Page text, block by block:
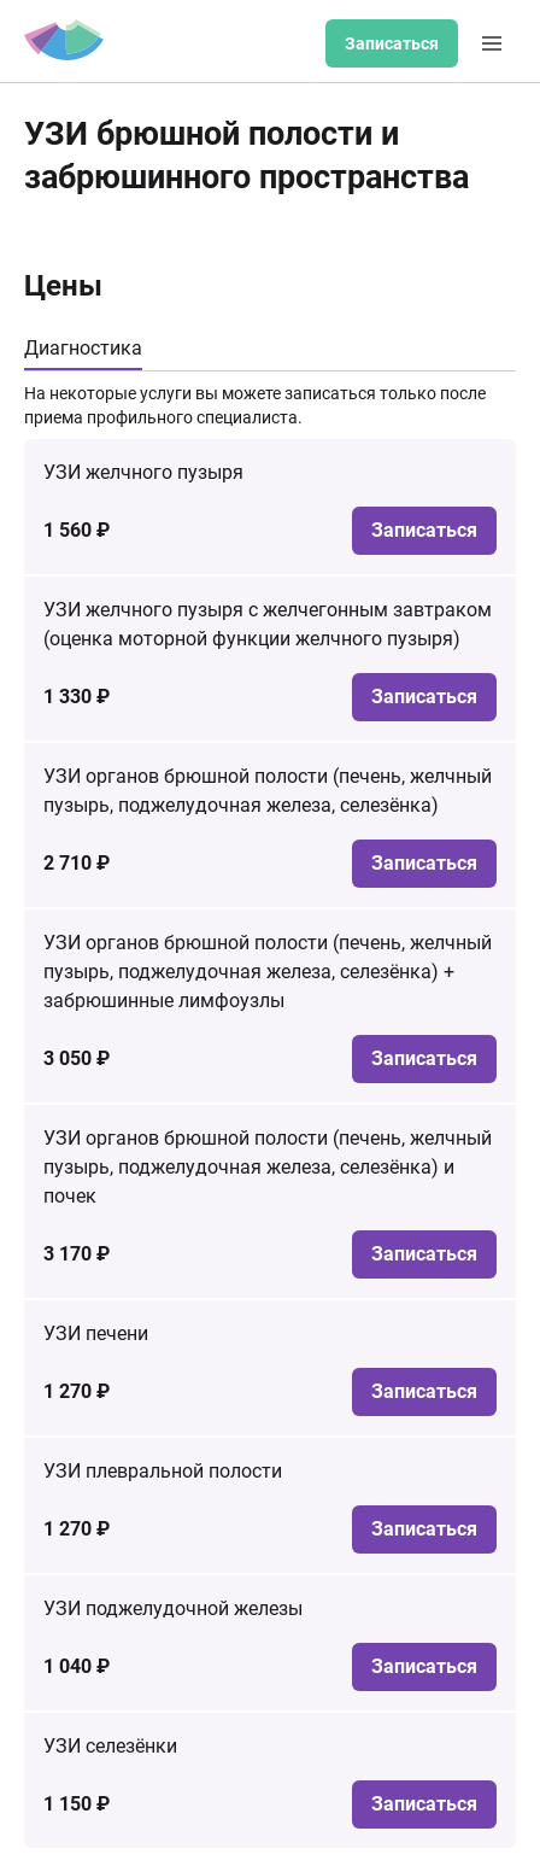
Записаться
УЗИ брюшной полости и
забрюшинного пространства
Цены
Диагностика
На некоторые услуги вы можете записаться только после
приема профильного специалиста.
УЗИ желчного пузыря
1 560 ₽ Записаться
УЗИ желчного пузыря с желчегонным завтраком
(оценка моторной функции желчного пузыря)
1 330 ₽ Записаться
УЗИ органов брюшной полости (печень, желчный
пузырь, поджелудочная железа, селезёнка)
2 710 ₽ Записаться
УЗИ органов брюшной полости (печень, желчный
пузырь, поджелудочная железа, селезёнка) +
забрюшинные лимфоузлы
3 050 ₽ Записаться
УЗИ органов брюшной полости (печень, желчный
пузырь, поджелудочная железа, селезёнка) и
почек
3 170 ₽ Записаться
УЗИ печени
1 270 ₽ Записаться
УЗИ плевральной полости
1 270 ₽ Записаться
УЗИ поджелудочной железы
1 040 ₽ Записаться
УЗИ селезёнки
1 150 ₽ Записаться